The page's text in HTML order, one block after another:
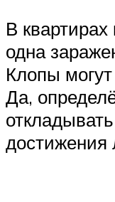
В
одна
Клопы
Да,
достижения